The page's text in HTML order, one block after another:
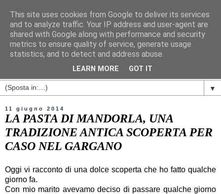
▼
11 giugno 2014
LA PASTA DI MANDORLA, UNA
TRADIZIONE ANTICA SCOPERTA PER
CASO NEL GARGANO
Oggi vi racconto di una dolce scoperta che ho fatto qualche
giorno fa.
Con mio marito avevamo deciso di passare qualche giorno
This site uses cookies from Google to deliver its services
and to analyze traffic. Your IP address and user-agent are
shared with Google along with performance and security
metrics to ensure quality of service, generate usage
statistics, and to detect and address abuse.
LEARN MORE GOT IT